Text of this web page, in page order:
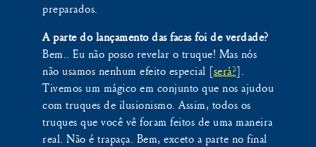
preparados.
A parte do lançamento das facas foi de verdade?
Bem.. Eu não posso revelar o truque! Mas nós
não usamos nenhum efeito especial [será?].
Tivemos um mágico em conjunto que nos ajudou
com truques de ilusionismo. Assim, todos os
truques que você vê foram feitos de uma maneira
real. Não é trapaça. Bem, exceto a parte no final